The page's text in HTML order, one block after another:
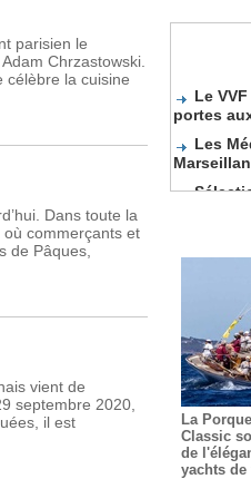
parisien le
Chrzastowski.
célèbre la cuisine
Dans toute la
commerçants et
de Pâques,
vient de
septembre 2020,
il est
portes
De
Les
La
Guide
La
Classic
de
yachts